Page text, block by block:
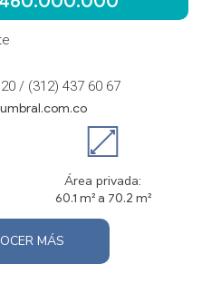
/ (312) 437 60 67
Área privada:
60.1 m² a 70.2 m²
MÁS